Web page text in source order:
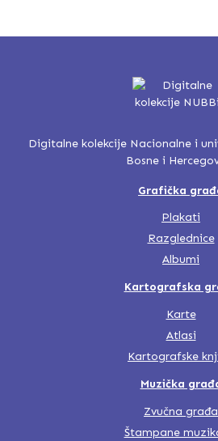
Digitalne kolekcije Nacionalne i
Bosne i
Grafička
Plakati
Razglednice
Albumi
Kartografska
Karte
Atlasi
Kartografske
Muzička
Zvučna građa
Štampane